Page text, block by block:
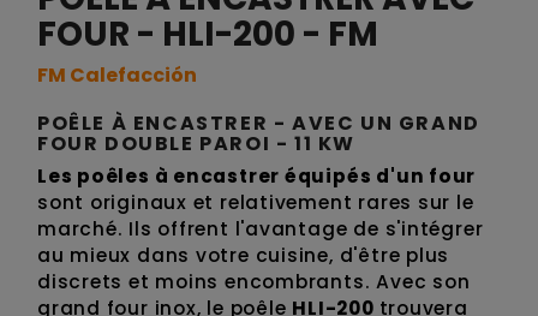
FOUR - HLI-200 - FM
FM Calefacción
POÊLE À ENCASTRER - AVEC UN GRAND
FOUR DOUBLE PAROI - 11 KW
Les poêles à encastrer équipés d'un four
sont originaux et relativement rares sur le
marché. Ils offrent l'avantage de s'intégrer
au mieux dans votre cuisine, d'être plus
discrets et moins encombrants. Avec son
grand four inox, le poêle HLI-200 trouvera